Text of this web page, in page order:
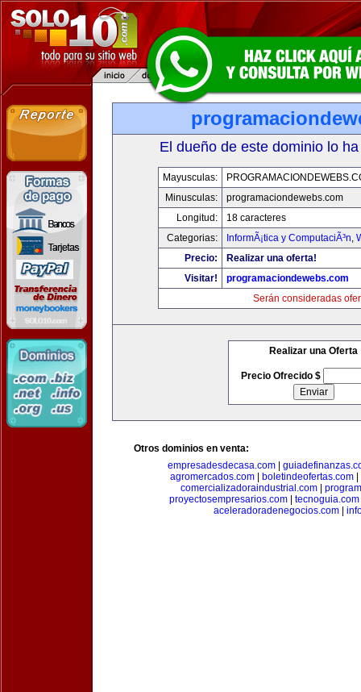
El dueño de este dominio lo
Mayusculas:
Minusculas:
programaciondewebs.com
Longitud:
18 caracteres
Categorias:
InformÃ¡tica y ComputaciÃ³n,
Precio:
Realizar una oferta!
Visitar!
programaciondewebs.com
Serán consideradas
Realizar una Oferta
Precio Ofrecido $
Otros dominios en venta:
empresadesdecasa.com|
agromercados.com
boletindeofertas.com
comercializadoraindustrial.com
proyectosempresarios.com
tecnoguia.com
aceleradoradenegocios.com